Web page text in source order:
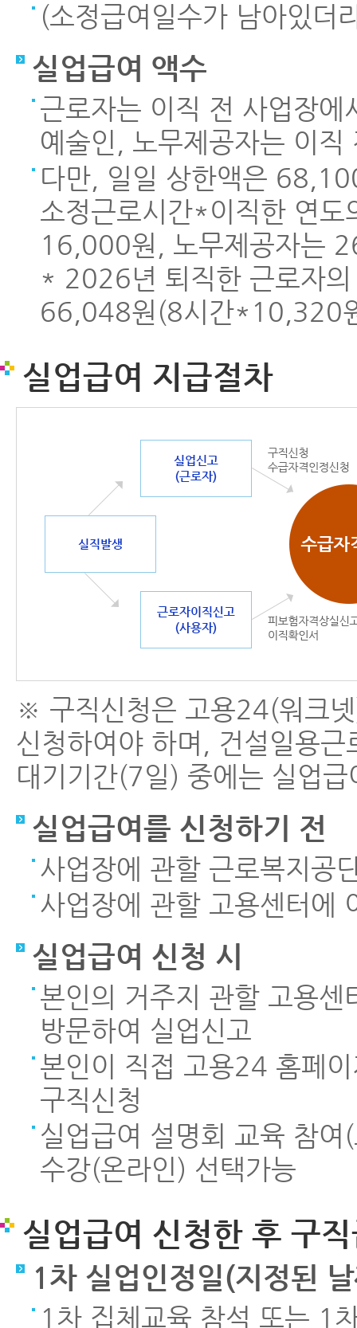
(소정급여일수가 남아있더
실업급여 액수
근로자는 이직 전 사업장
예술인, 노무제공자는 이
다만, 일일 상한액은
소정근로시간*이직한 연
16,000원, 노무제공자는
* 2026년 퇴직한 근로자
66,048원(8시간*10,320
실업급여 지급절차
※ 구직신청은 고용24(워크
신청하여야 하며, 건설일용
대기기간(7일) 중에는 실업
실업급여를 신청하기 전
사업장에 관할 근로복지공
사업장에 관할 고용센터에
실업급여 신청 시
본인의 거주지 관할 고용
방문하여 실업신고
본인이 직접 고용24 홈페
구직신청
실업급여 설명회 교육 참
수강(온라인) 선택가능
실업급여 신청한 후 구
1차 실업인정일(지정된
1차 집체교육 참석 또는 1